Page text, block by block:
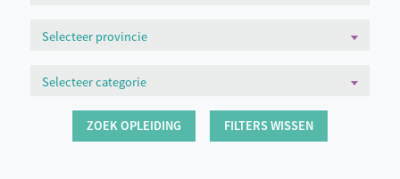
Selecteer provincie
Selecteer categorie
ZOEK OPLEIDING FILTERS WISSEN